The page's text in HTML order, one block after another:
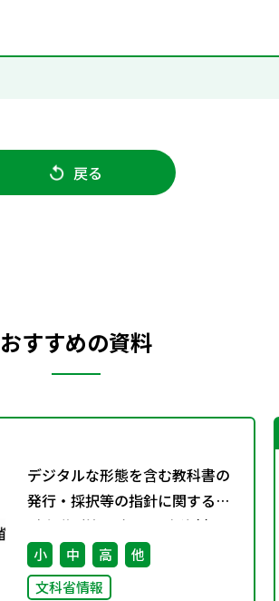
戻る
おすすめの資料
デジタルな形態を含む教科書の
発行・採択等の指針に関する検
討会議（第2回） 配布資料
小 中 高
他
文科省情報